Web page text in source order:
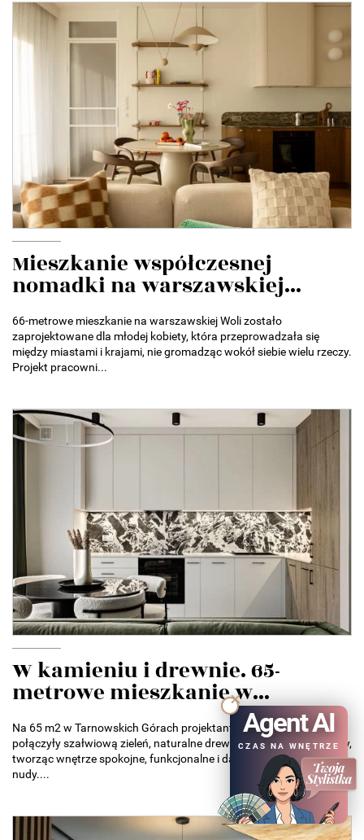
Mieszkanie współczesnej
nomadki na warszawskiej...
66-metrowe mieszkanie na warszawskiej Woli zostało
zaprojektowane dla młodej kobiety, która przeprowadzała się
między miastami i krajami, nie gromadząc wokół siebie wielu rzeczy.
Projekt pracowni...
W kamieniu i drewnie. 65-
metrowe mieszkanie w...
Na 65 m2 w Tarnowskich Górach projektantki z AVO Architekci
połączyły szałwiową zieleń, naturalne drewno i kamienne kontrasty,
tworząc wnętrze spokojne, funkcjonalne i dalekie od bezpiecznej
nudy....
Agent AI
CZAS NA WNĘTRZE